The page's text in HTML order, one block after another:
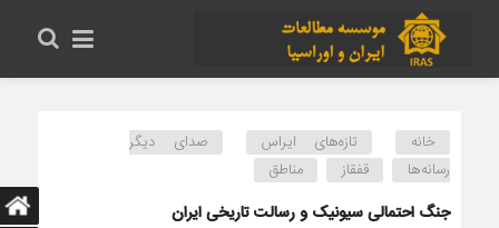
خانه تازه‌های ایراس
صدای دیگر
رسانه‌ها
قفقاز مناطق
جنگ احتمالی سیونیک و رسالت تاریخی ایران